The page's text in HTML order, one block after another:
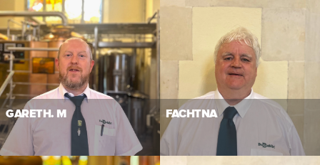
GARETH. M FACHTNA